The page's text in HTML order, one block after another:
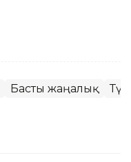
Басты жаңалық